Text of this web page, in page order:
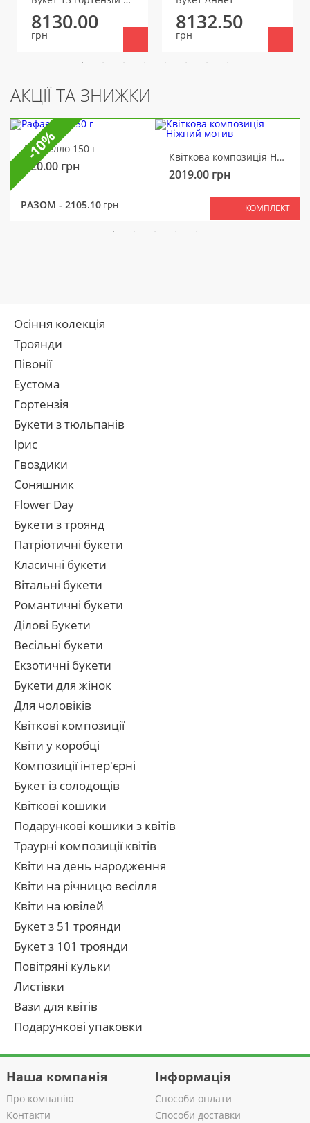
8130.00
грн
8132.50
грн
АКЦІЇ ТА ЗНИЖКИ
Рафаелло 150 г
320.00 грн
Квіткова композиція Ніжний мотив
2019.00 грн
РАЗОМ - 2105.10 грн КОМПЛЕКТ
-10%
Осіння колекція
Троянди
Півонії
Еустома
Гортензія
Букети з тюльпанів
Ірис
Гвоздики
Соняшник
Flower Day
Букети з троянд
Патріотичні букети
Класичні букети
Вітальні букети
Романтичні букети
Ділові Букети
Весільні букети
Екзотичні букети
Букети для жінок
Для чоловіків
Квіткові композиції
Квіти у коробці
Композиції інтер'єрні
Букет із солодощів
Квіткові кошики
Подарункові кошики з квітів
Траурні композиції квітів
Квіти на день народження
Квіти на річницю весілля
Квіти на ювілей
Букет з 51 троянди
Букет з 101 троянди
Повітряні кульки
Листівки
Вази для квітів
Подарункові упаковки
Наша компанія
Про компанію
Контакти
Інформація
Способи оплати
Способи доставки